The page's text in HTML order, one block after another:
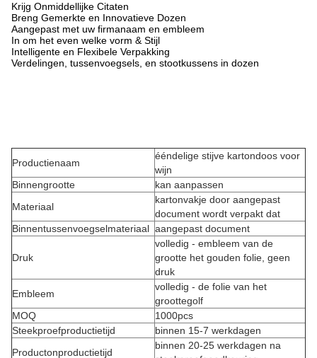
Krijg Onmiddellijke Citaten
Breng Gemerkte en Innovatieve Dozen
Aangepast met uw firmanaam en embleem
In om het even welke vorm & Stijl
Intelligente en Flexibele Verpakking
Verdelingen, tussenvoegsels, en stootkussens in dozen
Productienaam
ééndelige stijve kartondoos voor
wijn
Binnengrootte
kan aanpassen
Materiaal
kartonvakje door aangepast
document wordt verpakt dat
Binnentussenvoegselmateriaal aangepast document
Druk
volledig - embleem van de
grootte het gouden folie, geen
druk
Embleem
volledig - de folie van het
groottegolf
MOQ
1000pcs
Steekproefproductietijd
binnen 15-7 werkdagen
Productonproductietijd
binnen 20-25 werkdagen na